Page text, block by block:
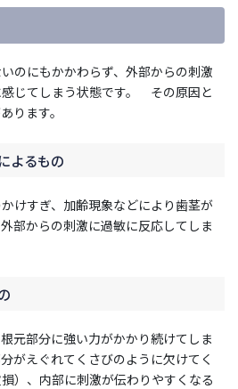
のにもかかわらず、外部からの刺激
感じてしまう状態です。 その原因と
ります。
よるもの
けすぎ、加齢現象などにより歯茎が
部からの刺激に過敏に反応してしま
元部分に強い力がかかり続けてしま
がえぐれてくさびのように欠けてく
）、内部に刺激が伝わりやすくなる